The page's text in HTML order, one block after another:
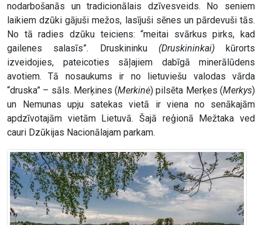
nodarbošanās un tradicionālais dzīvesveids. No seniem
laikiem dzūki gājuši mežos, lasījuši sēnes un pārdevuši tās.
No tā radies dzūku teiciens: “meitai svārkus pirks, kad
gailenes salasīs”. Druskininku (Druskininkai)kūrorts
izveidojies, pateicoties sāļajiem dabīgā minerālūdens
avotiem. Tā nosaukums ir no lietuviešu valodas vārda
“druska” – sāls. Merķines (Merkinė) pilsēta Merķes (Merkys)
un Nemunas upju satekas vietā ir viena no senākajām
apdzīvotajām vietām Lietuvā. Šajā reģionā Mežtaka ved
cauri Dzūkijas Nacionālajam parkam.